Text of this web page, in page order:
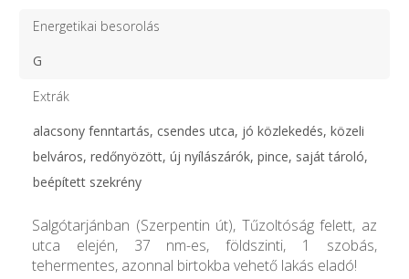
Energetikai besorolás
G
Extrák
alacsony fenntartás, csendes utca, jó közlekedés, közeli
belváros, redőnyözött, új nyílászárók, pince, saját tároló,
beépített szekrény
Salgótarjánban (Szerpentin út), Tűzoltóság felett, az
utca elején, 37 nm-es, földszinti, 1 szobás,
tehermentes, azonnal birtokba vehető lakás eladó!